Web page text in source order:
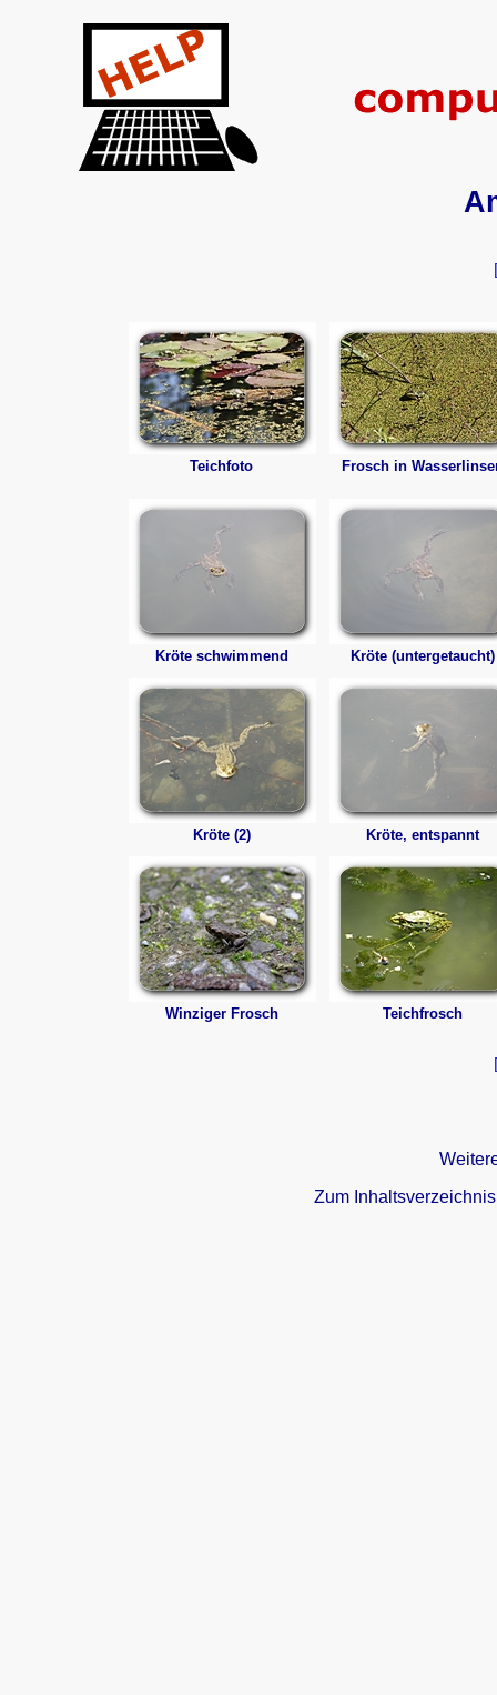
Teichfoto Frosch in
Kröte schwimmend Kröte (untergetaucht)
Kröte (2) Kröte, entspannt
Winziger Frosch Teichfrosch
Zum